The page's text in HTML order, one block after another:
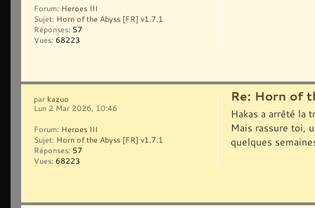
Forum: Heroes III
Sujet: Horn of the Abyss [FR] v1.7.1
Réponses: 57
Vues: 68223
Re: Horn of
Hakas a arrêté la
Mais rassure toi,
quelques
par kazuo
Lun 2 Mar 2026, 10:46
Forum: Heroes III
Sujet: Horn of the Abyss [FR] v1.7.1
Réponses: 57
Vues: 68223